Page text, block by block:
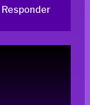
Responder